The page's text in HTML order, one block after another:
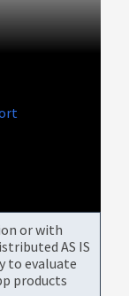
or with
AS IS
to evaluate
products